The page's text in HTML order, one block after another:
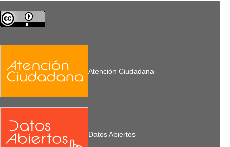
Atención Ciudadana
Datos Abiertos